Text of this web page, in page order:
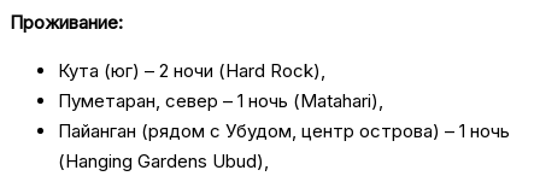
Проживание:
Кута (юг) – 2 ночи (Hard Rock),
Пуметаран, север – 1 ночь (Matahari),
Пайанган (рядом с Убудом, центр острова) – 1 ночь
(Hanging Gardens Ubud),